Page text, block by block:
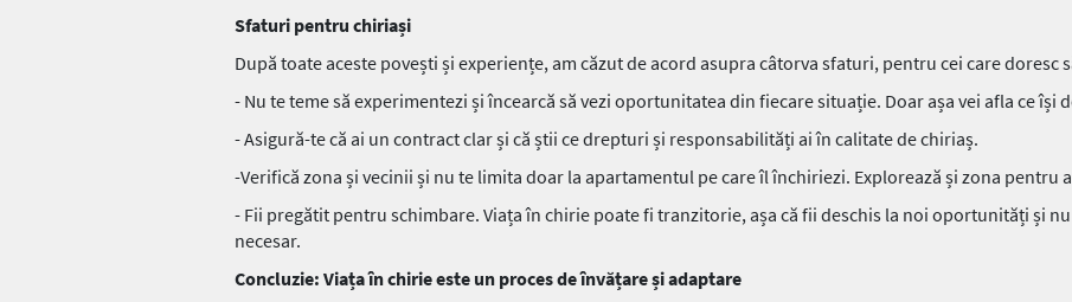
Sfaturi pentru chiriași
După toate aceste povești și experiențe, am căzut de acord asupra câtorva sfaturi, pentru cei care doresc
- Nu te teme să experimentezi și încearcă să vezi oportunitatea din fiecare situație. Doar așa vei afla ce își
- Asigură-te că ai un contract clar și că știi ce drepturi și responsabilități ai în calitate de chiriaș.
-Verifică zona și vecinii și nu te limita doar la apartamentul pe care îl închiriezi. Explorează și zona pentru
- Fii pregătit pentru schimbare. Viața în chirie poate fi tranzitorie, așa că fii deschis la noi oportunități și
necesar.
Concluzie: Viața în chirie este un proces de învățare și adaptare